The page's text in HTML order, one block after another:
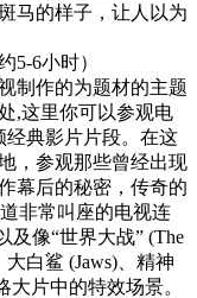
马的样子，让人以为
5-6小时）
制作的为题材的主题
,这里你可以参观电
经典影片片段。在这
，参观那些曾经出现
幕后的秘密，传奇的
非常叫座的电视连
及像“世界大战” (The
大白鲨 (Jaws)、精神
大片中的特效场景。